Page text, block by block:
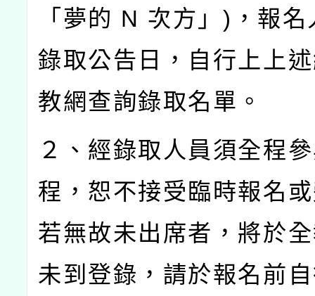
「夢的 N 次方」) ，報
錄取公告日，自行上上
教網查詢錄取名單。
２、經錄取人員須全程
程，恕不接受臨時報名
若無故未出席者，將於
未到登錄，請於報名前